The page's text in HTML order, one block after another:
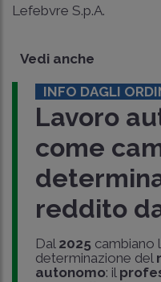
Lefebvre S.p.A.
Vedi anche
INFO DAGLI
Lavoro
come
reddito
Dal 2025 cambiano
determinazione del
autonomo: il